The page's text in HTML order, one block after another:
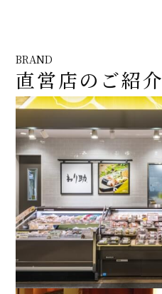
BRAND
直営店のご紹介